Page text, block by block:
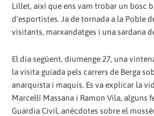
Lillet, així que ens vam trobar un bosc
d’esportistes. Ja de tornada a la Poble
visitants, marxandatges i una sardana
El dia següent, diumenge 27, una
la visita guiada pels carrers de Berga
anarquista i maquis. Es va explicar la
Marcel·lí Massana i Ramon Vila, alguns
Guardia Civil, anècdotes sobre el